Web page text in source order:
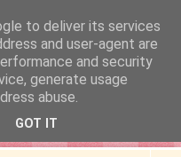
to deliver its services
and user-agent are
and security
generate usage
abuse.
GOT IT